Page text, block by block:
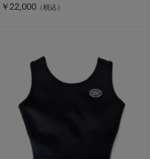
￥22,000 （税込）